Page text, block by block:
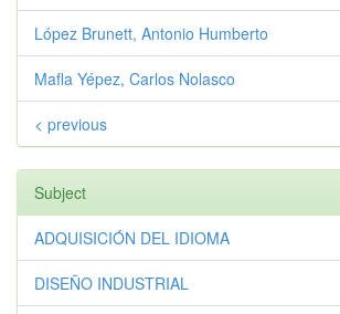
López Brunett, Antonio Humberto
Mafla Yépez, Carlos Nolasco
< previous
Subject
ADQUISICIÓN DEL IDIOMA
DISEÑO INDUSTRIAL